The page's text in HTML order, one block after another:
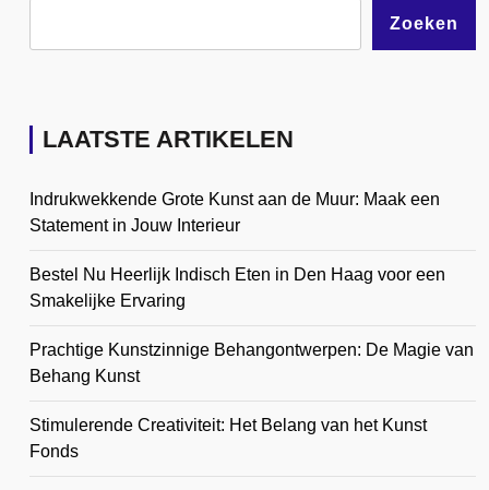
Zoeken
LAATSTE ARTIKELEN
Indrukwekkende Grote Kunst aan de Muur: Maak een
Statement in Jouw Interieur
Bestel Nu Heerlijk Indisch Eten in Den Haag voor een
Smakelijke Ervaring
Prachtige Kunstzinnige Behangontwerpen: De Magie van
Behang Kunst
Stimulerende Creativiteit: Het Belang van het Kunst
Fonds